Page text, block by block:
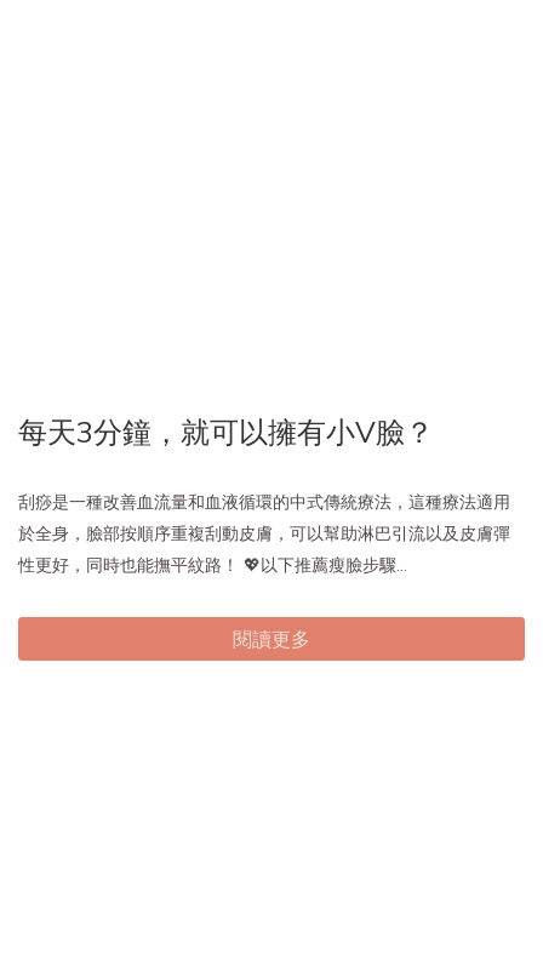
每天3分鐘，就可以擁有小V臉？
刮痧是一種改善血流量和血液循環的中式傳統療法，這種療法適用
於全身，臉部按順序重複刮動皮膚，可以幫助淋巴引流以及皮膚彈
性更好，同時也能撫平紋路！ 💖以下推薦瘦臉步驟...
閱讀更多